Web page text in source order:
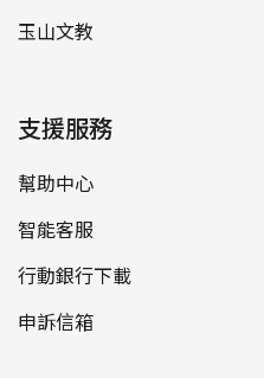
玉山文教
支援服務
幫助中心
智能客服
行動銀行下載
申訴信箱